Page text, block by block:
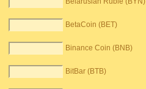
BetaCoin (BET)
Binance Coin (BNB)
BitBar (BTB)